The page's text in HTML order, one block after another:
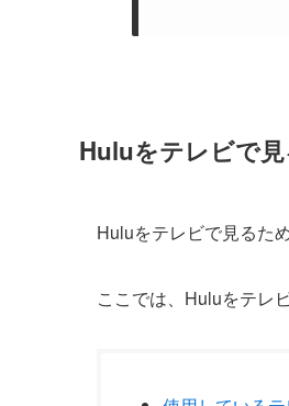
Huluをテレビで
Huluをテレビで見るた
ここでは、Huluをテレ